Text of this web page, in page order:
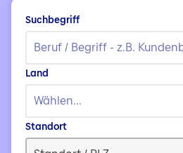
Suchbegriff
Land
Wählen...
Standort